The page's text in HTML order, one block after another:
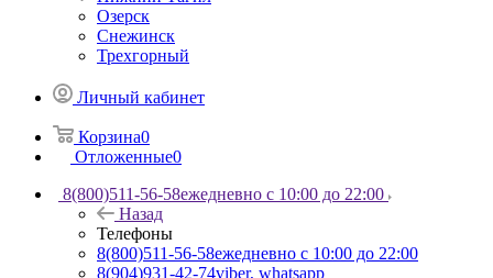
Озерск
Снежинск
Трехгорный
Личный кабинет
Корзина0
Отложенные0
8(800)511-56-58ежедневно с 10:00 до 22:00
Назад
Телефоны
8(800)511-56-58ежедневно с 10:00 до 22:00
8(904)931-42-74viber, whatsapp